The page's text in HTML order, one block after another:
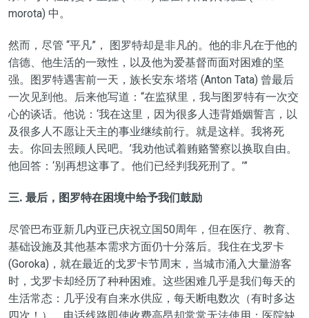
morota) 中。
然而，尽管 “平凡”， 图罗特却是非凡的。他的非凡在于他的
信德、他生活的一致性，以及他为爱基督而面对困难的坚
强。图罗特遇害前一天，族长安东·塔塔 (Anton Tata) 曾最后
一次见到他。后来他写道：“在监狱里，我与图罗特有一次交
心的谈话。他说：‘我在这里，因为很多人违背婚姻誓言，以
及很多人不愿让天主的事业继续前行。就是这样。我将死
去。你回去照顾人民吧。’我劝他试着贿赂警察以换取自由。
他回答：‘别再想这事了。他们已经判我死刑了。’”
三. 最后，图罗特在困境中给予我们鼓励
尽管巴布亚新几内亚已庆祝立国50周年，但在医疗、教育、
基础设施及其他基本需求方面仍十分落后。我住在戈罗卡
(Goroka)，就在最近的戈罗卡节周末，当城市涌入大量游客
时，戈罗卡却经历了种种困难。这些困难几乎是我们每天的
生活常态：几乎没有自来水供应，每天断电数次（有时多达